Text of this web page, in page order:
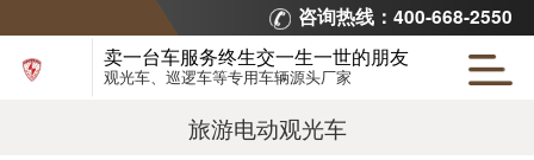
咨询热线：400-668-2550
卖一台车服务终生交一生一世的朋友
观光车、巡逻车等专用车辆源头厂家
旅游电动观光车